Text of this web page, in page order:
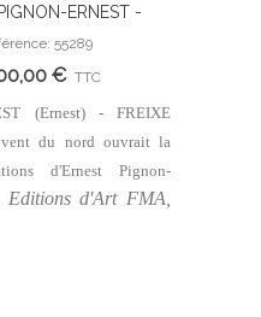
Au Panier
ERNEST -
Si le vent du nord
porte. Illustrations
Pignon-Ernest.
55289
€ TTC
(Ernest) - FREIXE
du nord ouvrait la
d'Ernest Pignon-
Editions d'Art FMA,